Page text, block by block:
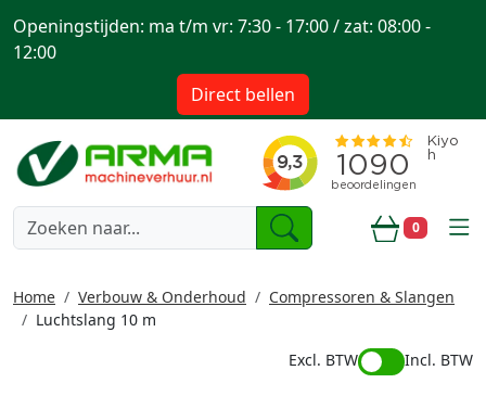
0
Openingstijden: ma t/m vr: 7:30 - 17:00 / zat: 08:00 -
12:00
Direct bellen
Home Verbouw & Onderhoud
Compressoren & Slangen
Luchtslang 10 m
Excl. BTW
Incl. BTW